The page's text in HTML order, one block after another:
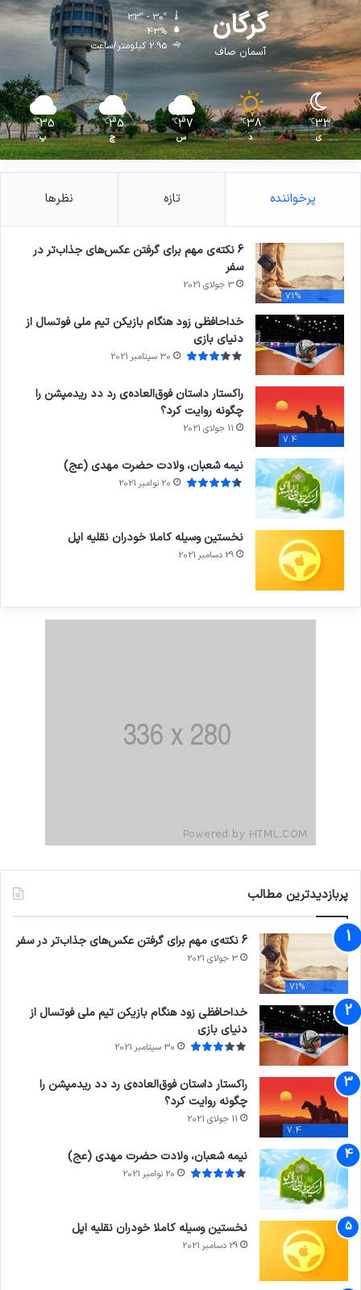
گرگان
آسمان صاف
33º - 30º
43%
2.95 کیلومتر/ساعت
33
℃
ی
38
℃
د
37
℃
س
35
℃
چ
35
℃
پ
پرخواننده تازه نظرها
71%
6 نکته‌ی مهم برای گرفتن عکس‌های جذاب‌تر در
سفر
3 جولای 2021
خداحافظی زود هنگام بازیکن تیم ملی فوتسال از
دنیای بازی
30 سپتامبر 2021
7.4
راکستار داستان فوق‌العاده‌ی رد دد ریدمپشن را
چگونه روایت کرد؟
11 جولای 2021
نیمه شعبان، ولادت حضرت مهدی (عج)
20 نوامبر 2021
نخستین وسیله کاملا خودران نقلیه اپل
29 دسامبر 2021
پربازدیدترین مطالب
71%
6 نکته‌ی مهم برای گرفتن عکس‌های جذاب‌تر در سفر
3 جولای 2021
خداحافظی زود هنگام بازیکن تیم ملی فوتسال از
دنیای بازی
30 سپتامبر 2021
7.4
راکستار داستان فوق‌العاده‌ی رد دد ریدمپشن را
چگونه روایت کرد؟
11 جولای 2021
نیمه شعبان، ولادت حضرت مهدی (عج)
20 نوامبر 2021
نخستین وسیله کاملا خودران نقلیه اپل
29 دسامبر 2021